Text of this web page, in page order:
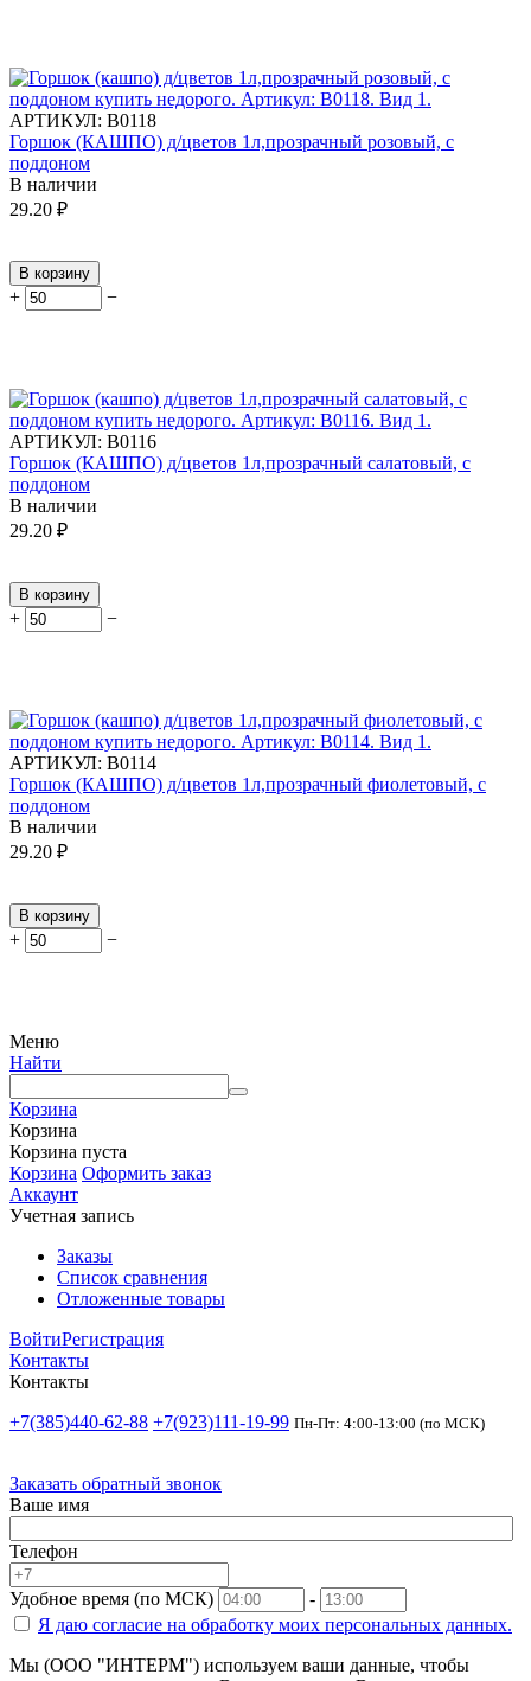
АРТИКУЛ: В0118
Горшок (КАШПО) д/цветов 1л,прозрачный розовый, с
поддоном
В наличии
29.20 ₽
В корзину
+ −
АРТИКУЛ: В0116
Горшок (КАШПО) д/цветов 1л,прозрачный салатовый, с
поддоном
В наличии
29.20 ₽
В корзину
+ −
АРТИКУЛ: В0114
Горшок (КАШПО) д/цветов 1л,прозрачный фиолетовый, с
поддоном
В наличии
29.20 ₽
В корзину
+ −
Меню
Найти
Корзина
Корзина
Корзина пуста
Корзина Оформить заказ
Аккаунт
Учетная запись
Заказы
Список сравнения
Отложенные товары
ВойтиРегистрация
Контакты
Контакты
+7(385)440-62-88 +7(923)111-19-99 Пн-Пт: 4:00-13:00 (по МСК)
Заказать обратный звонок
Ваше имя
Телефон
Удобное время (по МСК)
-
Я даю согласие на обработку моих персональных данных.
Мы (ООО "ИНТЕРМ") используем ваши данные, чтобы